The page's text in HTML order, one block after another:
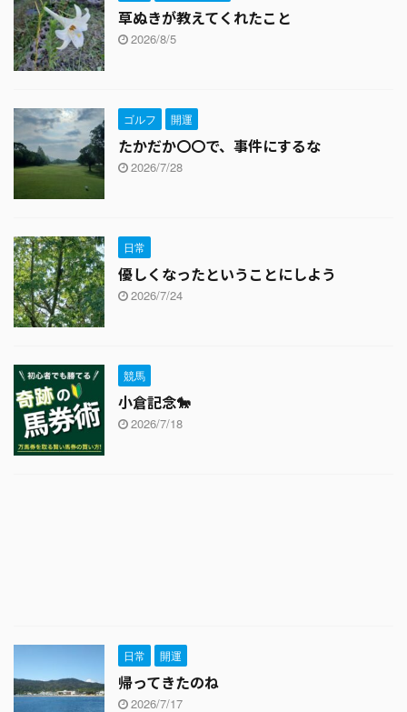
草ぬきが教えてくれたこと
2026/8/5
ゴルフ 開運
たかだか〇〇で、事件にするな
2026/7/28
日常
優しくなったということにしよう
2026/7/24
競馬
小倉記念🐎
2026/7/18
日常 開運
帰ってきたのね
2026/7/17